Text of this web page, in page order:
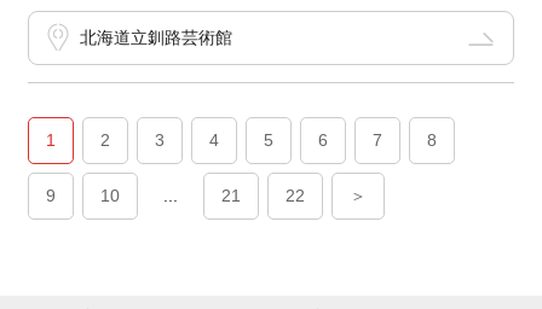
北海道立釧路芸術館
1 2 3 4 5 6 7 8
9 10 21 22 ＞